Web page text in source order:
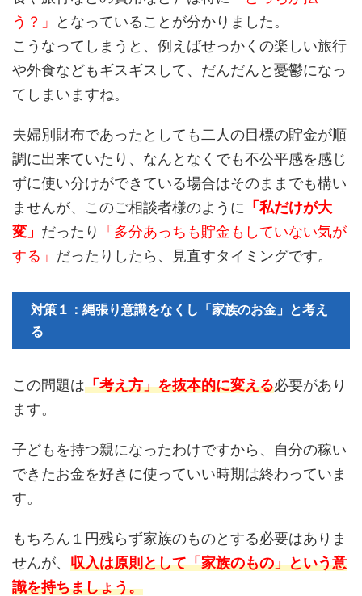
う？」
となっていることが分かりました。
こうなってしまうと、例えばせっかくの楽しい旅行
や外食などもギスギスして、だんだんと憂鬱になっ
てしまいますね。
夫婦別財布であったとしても二人の目標の貯金が順
調に出来ていたり、なんとなくでも不公平感を感じ
ずに使い分けができている場合はそのままでも構い
ませんが、このご相談者様のように 「私だけが大
変」 だったり
「多分あっちも貯金もしていない気が
する」 だったりしたら、見直すタイミングです。
対策１：縄張り意識をなくし「家族のお金」と考え
る
この問題は「考え方」を抜本的に変える必要があり
ます。
子どもを持つ親になったわけですから、自分の稼い
できたお金を好きに使っていい時期は終わっていま
す。
もちろん１円残らず家族のものとする必要はありま
せんが、 収入は原則として「家族のもの」という意
識を持ちましょう。